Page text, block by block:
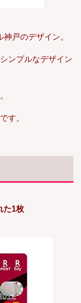
戸のデザイン。
ンプルなデザイン
す。
た1枚